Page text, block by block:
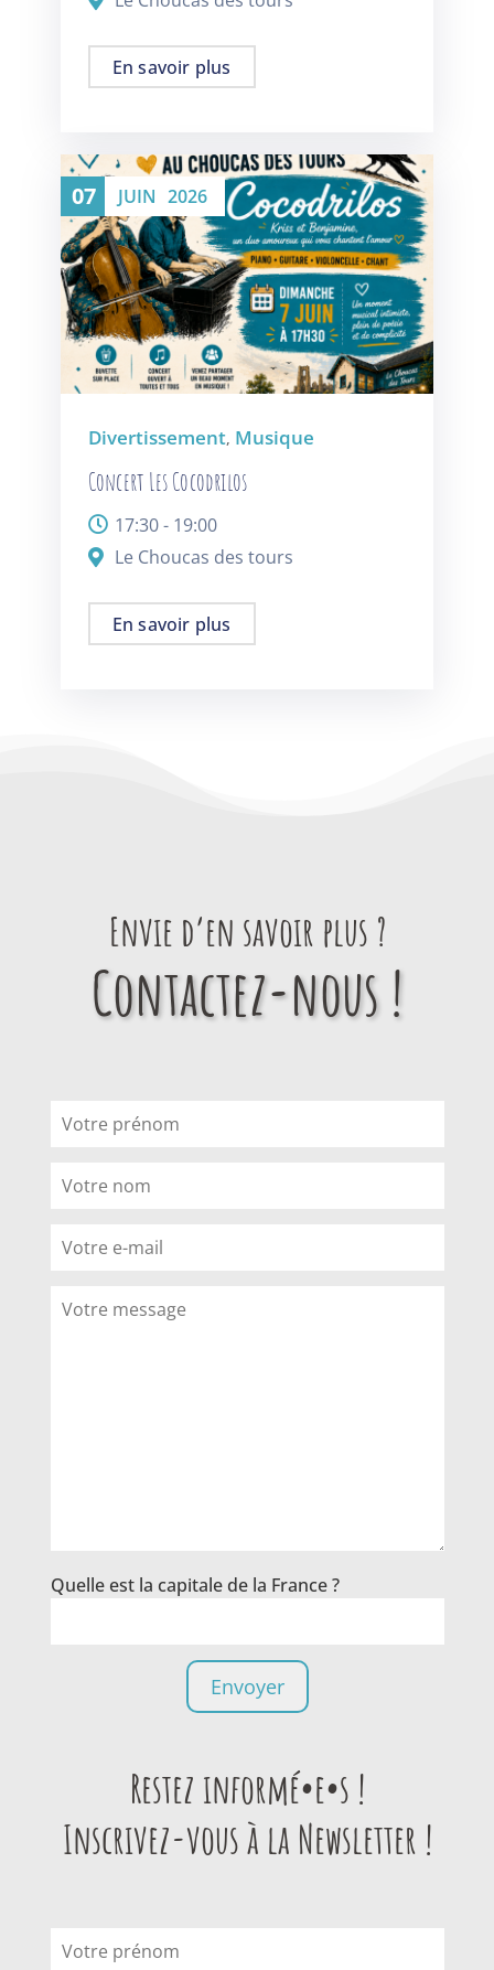
En savoir plus
07 JUIN 2026
Divertissement, Musique
Concert Les Cocodrilos
17:30 - 19:00
Le Choucas des tours
En savoir plus
Envie d’en savoir plus ?
Contactez-nous !
Quelle est la capitale de la France ?
Restez informé•e•s !
Inscrivez-vous à la Newsletter !